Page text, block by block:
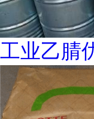
工业乙腈